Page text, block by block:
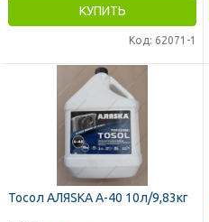
КУПИТЬ
Код: 62071-1
Тосол АЛЯSКА А-40 10л/9,83кг